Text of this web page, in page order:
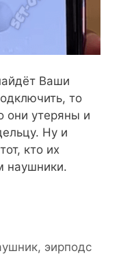
Ваши
то
они утеряны и
Ну и
кто их
наушники.
, эирподс